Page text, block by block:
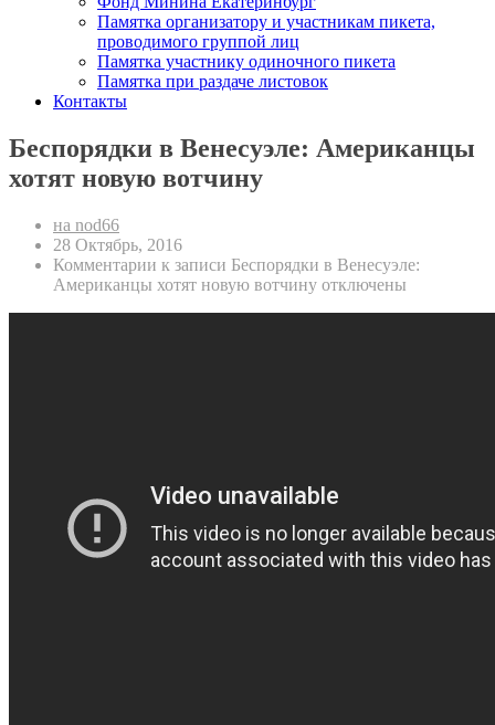
Памятка организатору и участникам пикета,
проводимого группой лиц
Памятка участнику одиночного пикета
Памятка при раздаче листовок
Контакты
Беспорядки в Венесуэле: Американцы
хотят новую вотчину
на nod66
28 Октябрь, 2016
Комментарии к записи Беспорядки в Венесуэле:
Американцы хотят новую вотчину отключены